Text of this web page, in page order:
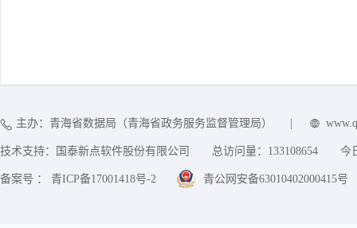
主办：青海省数据局（青海省政务服务监督管理局）
技术支持：国泰新点软件股份有限公司 总访问量： 133108654 今
备案号 ： 青ICP备17001418号-2 青公网安备63010402000415号